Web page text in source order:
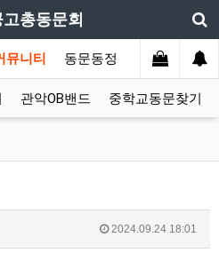
총동문회
뮤니티 동문동정 동문기업쇼
관악OB밴드 중학교동문찾기
2024.09.24 18:01